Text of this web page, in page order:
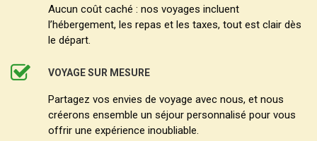
Aucun coût caché : nos voyages incluent
l’hébergement, les repas et les taxes, tout est clair dès
le départ.
VOYAGE SUR MESURE
Partagez vos envies de voyage avec nous, et nous
créerons ensemble un séjour personnalisé pour vous
offrir une expérience inoubliable.